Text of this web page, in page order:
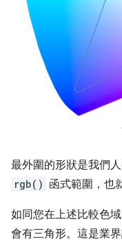
最外圍的形狀是我們
rgb() 函式範圍，也
如同您在上述比較色
會有三角形。這是業